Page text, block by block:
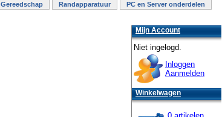
Gereedschap Randapparatuur
PC en Server onderdelen
Mijn Account
Niet ingelogd.
Inloggen
Aanmelden
Winkelwagen